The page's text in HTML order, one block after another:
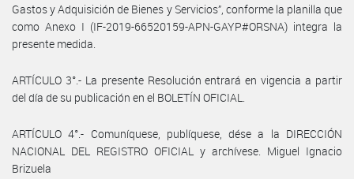
Gastos y Adquisición de Bienes y Servicios”, conforme la planilla que
como Anexo I (IF-2019-66520159-APN-GAYP#ORSNA) integra la
presente medida.
ARTÍCULO 3°.- La presente Resolución entrará en vigencia a partir
del día de su publicación en el BOLETÍN OFICIAL.
ARTÍCULO 4°.- Comuníquese, publíquese, dése a la DIRECCIÓN
NACIONAL DEL REGISTRO OFICIAL y archívese. Miguel Ignacio
Brizuela